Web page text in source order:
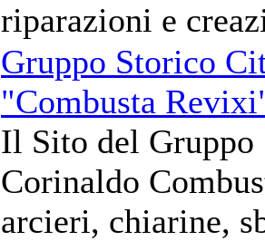
riparazioni e
Gruppo Storico
"Combusta
Il Sito del
Corinaldo
arcieri, chiarine,